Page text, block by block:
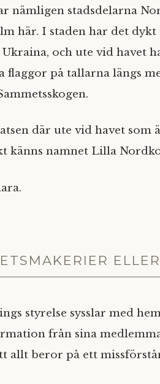
nämligen stadsdelarna
här. I staden har det
och ute vid havet
flaggor på tallarna längs
där ute vid havet som
känns namnet Lilla
styrelse sysslar med
från sina
allt beror på ett